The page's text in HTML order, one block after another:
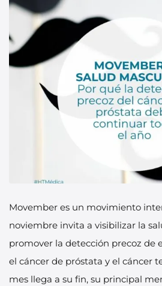
Movember es un movimiento
noviembre invita a visibilizar la
promover la detección precoz de
el cáncer de próstata y el cáncer
mes llega a su fin, su principal